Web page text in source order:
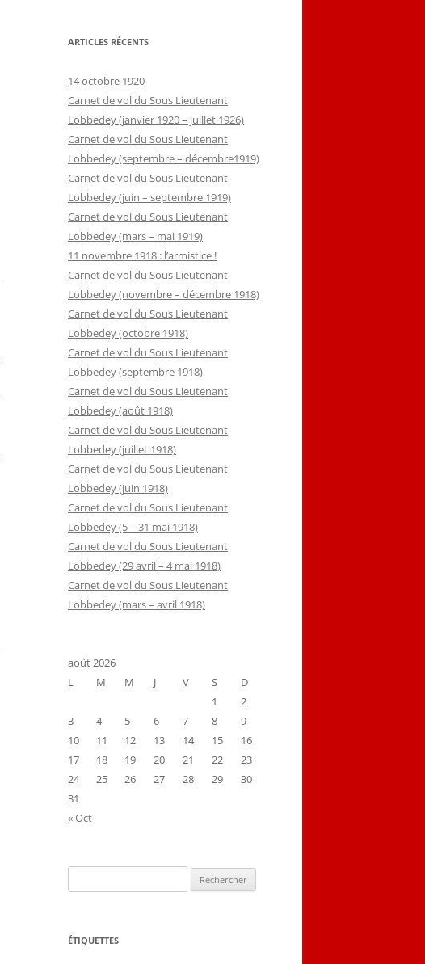
ARTICLES RÉCENTS
14 octobre 1920
Carnet de vol du Sous Lieutenant
Lobbedey (janvier 1920 – juillet 1926)
Carnet de vol du Sous Lieutenant
Lobbedey (septembre – décembre1919)
Carnet de vol du Sous Lieutenant
Lobbedey (juin – septembre 1919)
Carnet de vol du Sous Lieutenant
Lobbedey (mars – mai 1919)
11 novembre 1918 : l’armistice !
Carnet de vol du Sous Lieutenant
Lobbedey (novembre – décembre 1918)
Carnet de vol du Sous Lieutenant
Lobbedey (octobre 1918)
Carnet de vol du Sous Lieutenant
Lobbedey (septembre 1918)
Carnet de vol du Sous Lieutenant
Lobbedey (août 1918)
Carnet de vol du Sous Lieutenant
Lobbedey (juillet 1918)
Carnet de vol du Sous Lieutenant
Lobbedey (juin 1918)
Carnet de vol du Sous Lieutenant
Lobbedey (5 – 31 mai 1918)
Carnet de vol du Sous Lieutenant
Lobbedey (29 avril – 4 mai 1918)
Carnet de vol du Sous Lieutenant
Lobbedey (mars – avril 1918)
août 2026
L
M M J V S
D
1
2
3
4 5 6 7 8
9
10
11 12 13 14 15
16
17
18 19 20 21 22
23
24
25 26 27 28 29
30
31
« Oct
ÉTIQUETTES